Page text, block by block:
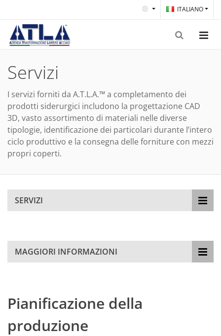
ITALIANO
Servizi
I servizi forniti da A.T.L.A.™ a completamento dei
prodotti siderurgici includono la progettazione CAD
3D, vasto assortimento di materiali nelle diverse
tipologie, identificazione dei particolari durante l’intero
ciclo produttivo e la consegna delle forniture con mezzi
propri coperti.
SERVIZI
MAGGIORI INFORMAZIONI
Pianificazione della
produzione